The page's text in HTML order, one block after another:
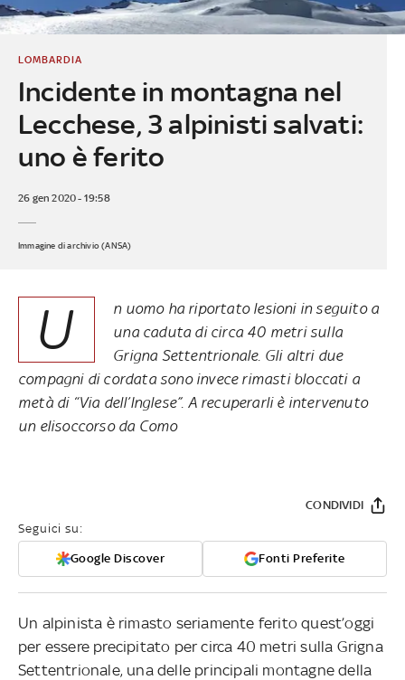
Incidente in montagna nel
Lecchese, 3 alpinisti salvati:
uno è ferito
LOMBARDIA
26 gen 2020 - 19:58
Immagine di archivio (ANSA)
U
n uomo ha riportato lesioni in seguito a
una caduta di circa 40 metri sulla
Grigna Settentrionale. Gli altri due
compagni di cordata sono invece rimasti bloccati a
metà di “Via dell’Inglese”. A recuperarli è intervenuto
un elisoccorso da Como
Seguici su:
Google Discover Fonti Preferite
CONDIVIDI
Un alpinista è rimasto seriamente ferito quest’oggi
per essere precipitato per circa 40 metri sulla Grigna
Settentrionale, una delle principali montagne della